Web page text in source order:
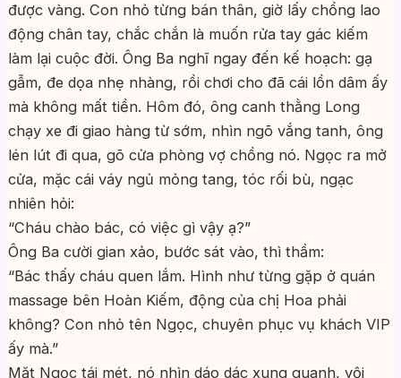
được vàng. Con nhỏ từng bán thân, giờ lấy chồng lao
động chân tay, chắc chắn là muốn rửa tay gác kiếm
làm lại cuộc đời. Ông Ba nghĩ ngay đến kế hoạch: gạ
gẫm, đe dọa nhẹ nhàng, rồi chơi cho đã cái lồn dâm ấy
mà không mất tiền. Hôm đó, ông canh thằng Long
chạy xe đi giao hàng từ sớm, nhìn ngõ vắng tanh, ông
lén lút đi qua, gõ cửa phòng vợ chồng nó. Ngọc ra mở
cửa, mặc cái váy ngủ mỏng tang, tóc rối bù, ngạc
nhiên hỏi:
“Cháu chào bác, có việc gì vậy ạ?”
Ông Ba cười gian xảo, bước sát vào, thì thầm:
“Bác thấy cháu quen lắm. Hình như từng gặp ở quán
massage bên Hoàn Kiếm, động của chị Hoa phải
không? Con nhỏ tên Ngọc, chuyên phục vụ khách VIP
ấy mà.”
Mặt Ngọc tái mét, nó nhìn dáo dác xung quanh, vội